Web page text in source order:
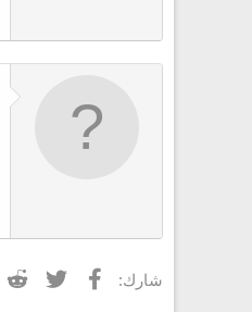
شارك: فيسبوكتويتر